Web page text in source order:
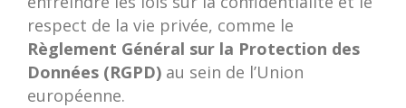
respect de la vie privée, comme le
Règlement Général sur la Protection des
Données (RGPD) au sein de l’Union
européenne.